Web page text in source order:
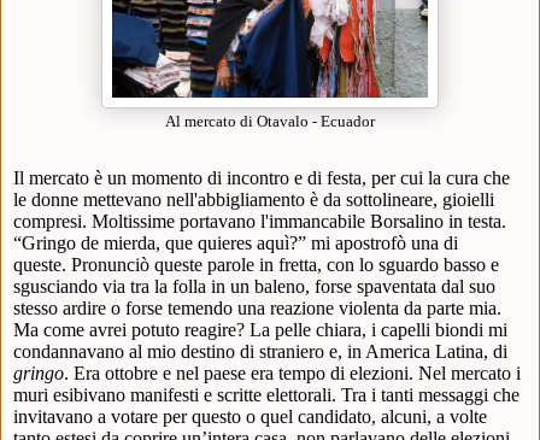
Al mercato di Otavalo - Ecuador
Il mercato è un momento di incontro e di festa, per cui la cura che
le donne mettevano nell'abbigliamento è da sottolineare, gioielli
compresi. Moltissime portavano l'immancabile Borsalino in testa.
“Gringo de mierda, que quieres aquì?” mi apostrofò una di
queste. Pronunciò queste parole in fretta, con lo sguardo basso e
sgusciando via tra la folla in un baleno, forse spaventata dal suo
stesso ardire o forse temendo una reazione violenta da parte mia.
Ma come avrei potuto reagire? La pelle chiara, i capelli biondi mi
condannavano al mio destino di straniero e, in America Latina, di
gringo. Era ottobre e nel paese era tempo di elezioni. Nel mercato i
muri esibivano manifesti e scritte elettorali. Tra i tanti messaggi che
invitavano a votare per questo o quel candidato, alcuni, a volte